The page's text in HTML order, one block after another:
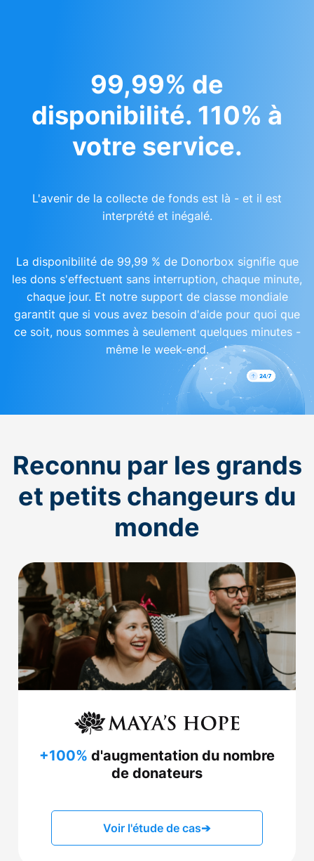
99,99% de
disponibilité. 110% à
votre service.
L'avenir de la collecte de fonds est là - et il est
interprété et inégalé.
La disponibilité de 99,99 % de Donorbox signifie que
les dons s'effectuent sans interruption, chaque minute,
chaque jour. Et notre support de classe mondiale
garantit que si vous avez besoin d'aide pour quoi que
ce soit, nous sommes à seulement quelques minutes -
même le week-end.
Reconnu par les grands
et petits changeurs du
monde
+100% d'augmentation du nombre
de donateurs
Voir l'étude de cas➔